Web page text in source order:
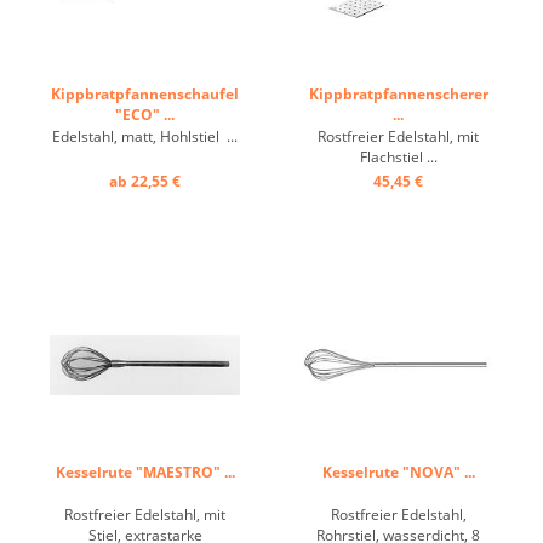
Kippbratpfannenschaufel
"ECO" ...
Edelstahl, matt, Hohlstiel ...
ab 22,55 €
Kippbratpfannenscherer
...
Rostfreier Edelstahl, mit
Flachstiel ...
45,45 €
Kesselrute "MAESTRO" ...
Rostfreier Edelstahl, mit
Stiel, extrastarke
Kesselrute "NOVA" ...
Rostfreier Edelstahl,
Rohrstiel, wasserdicht, 8